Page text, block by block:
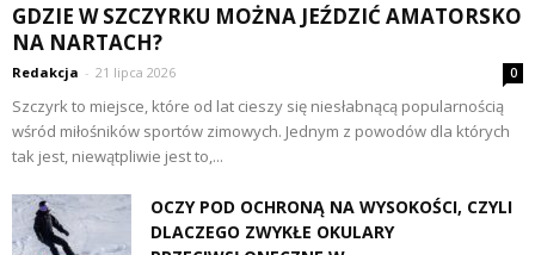
GDZIE W SZCZYRKU MOŻNA JEŹDZIĆ AMATORSKO
NA NARTACH?
Redakcja - 21 lipca 2026 0
Szczyrk to miejsce, które od lat cieszy się niesłabnącą popularnością
wśród miłośników sportów zimowych. Jednym z powodów dla których
tak jest, niewątpliwie jest to,...
OCZY POD OCHRONĄ NA WYSOKOŚCI, CZYLI
DLACZEGO ZWYKŁE OKULARY